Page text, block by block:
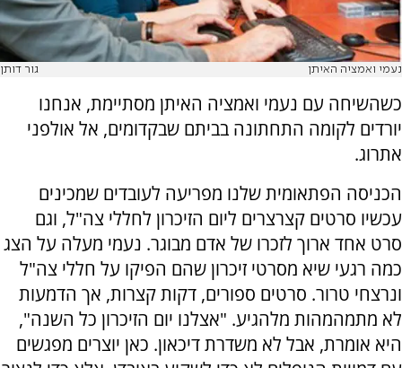
נעמי ואמציה האיתן גור דותן
כשהשיחה עם נעמי ואמציה האיתן מסתיימת, אנחנו
יורדים לקומה התחתונה בביתם שבקדומים, אל אולפני
אתרוג.
הכניסה הפתאומית שלנו מפריעה לעובדים שמכינים
עכשיו סרטים קצרצרים ליום הזיכרון לחללי צה"ל, וגם
סרט אחד ארוך לזכרו של אדם מבוגר. נעמי מעלה על הצג
כמה רגעי שיא מסרטי זיכרון שהם הפיקו על חללי צה"ל
ונרצחי טרור. סרטים ספורים, דקות קצרות, אך הדמעות
לא מתמהמהות מלהגיע. "אצלנו יום הזיכרון כל השנה",
היא אומרת, אבל לא משדרת דיכאון. כאן יוצרים מפגשים